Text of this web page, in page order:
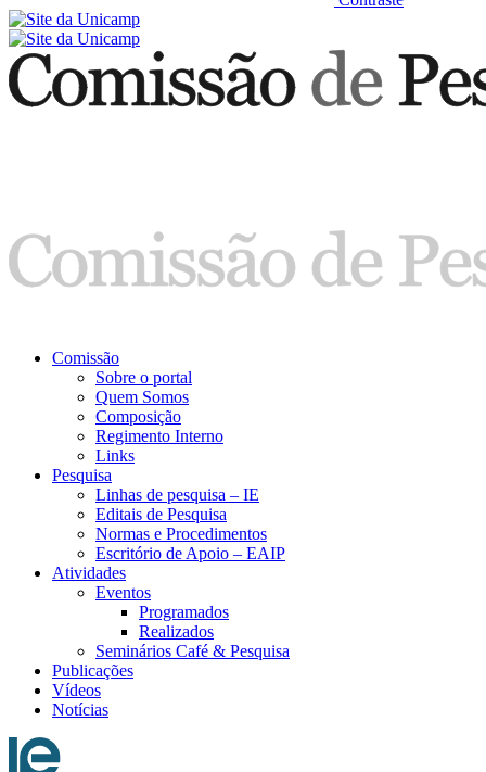
Comissão
Sobre o portal
Quem Somos
Composição
Regimento Interno
Links
Pesquisa
Linhas de pesquisa – IE
Editais de Pesquisa
Normas e Procedimentos
Escritório de Apoio – EAIP
Atividades
Eventos
Programados
Realizados
Seminários Café & Pesquisa
Publicações
Vídeos
Notícias